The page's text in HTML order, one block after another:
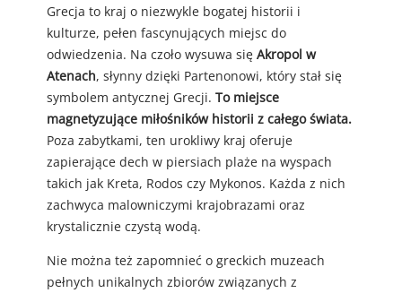
Grecja to kraj o niezwykle bogatej historii i
kulturze, pełen fascynujących miejsc do
odwiedzenia. Na czoło wysuwa się Akropol w
Atenach, słynny dzięki Partenonowi, który stał się
symbolem antycznej Grecji. To miejsce
magnetyzujące miłośników historii z całego świata.
Poza zabytkami, ten urokliwy kraj oferuje
zapierające dech w piersiach plaże na wyspach
takich jak Kreta, Rodos czy Mykonos. Każda z nich
zachwyca malowniczymi krajobrazami oraz
krystalicznie czystą wodą.
Nie można też zapomnieć o greckich muzeach
pełnych unikalnych zbiorów związanych z